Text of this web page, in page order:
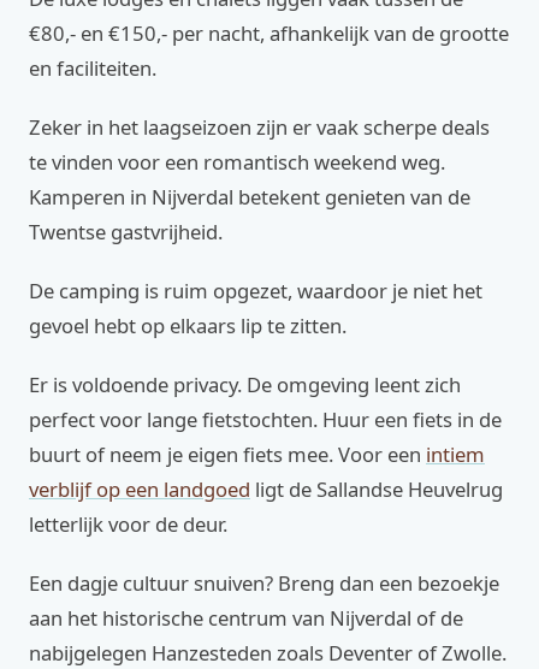
€80,- en €150,- per nacht, afhankelijk van de grootte
en faciliteiten.
Zeker in het laagseizoen zijn er vaak scherpe deals
te vinden voor een romantisch weekend weg.
Kamperen in Nijverdal betekent genieten van de
Twentse gastvrijheid.
De camping is ruim opgezet, waardoor je niet het
gevoel hebt op elkaars lip te zitten.
Er is voldoende privacy. De omgeving leent zich
perfect voor lange fietstochten. Huur een fiets in de
buurt of neem je eigen fiets mee. Voor een intiem
verblijf op een landgoed ligt de Sallandse Heuvelrug
letterlijk voor de deur.
Een dagje cultuur snuiven? Breng dan een bezoekje
aan het historische centrum van Nijverdal of de
nabijgelegen Hanzesteden zoals Deventer of Zwolle.